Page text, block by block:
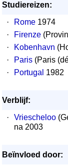
Studiereizen:
·
Rome 1974
·
Firenze
·
Kobenhavn
·
Paris (Paris
·
Portugal 1982
Verblijf:
·
Vriescheloo
na 2003
Beïnvloed door: